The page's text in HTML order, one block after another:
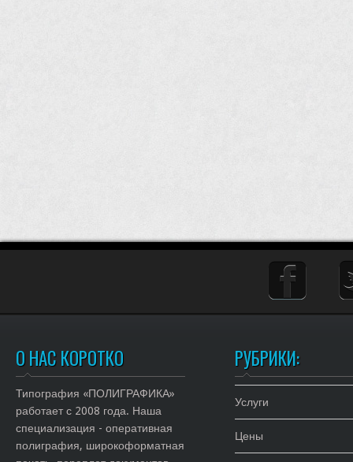
О НАС КОРОТКО
Типография «ПОЛИГРАФИКА»
работает с 2008 года. Наша
специализация - оперативная
полиграфия, широкоформатная
РУБРИКИ:
Услуги
Цены